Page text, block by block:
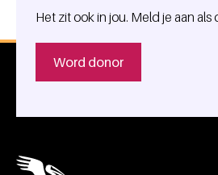
Het zit ook in jou. Meld je aan als
Word donor